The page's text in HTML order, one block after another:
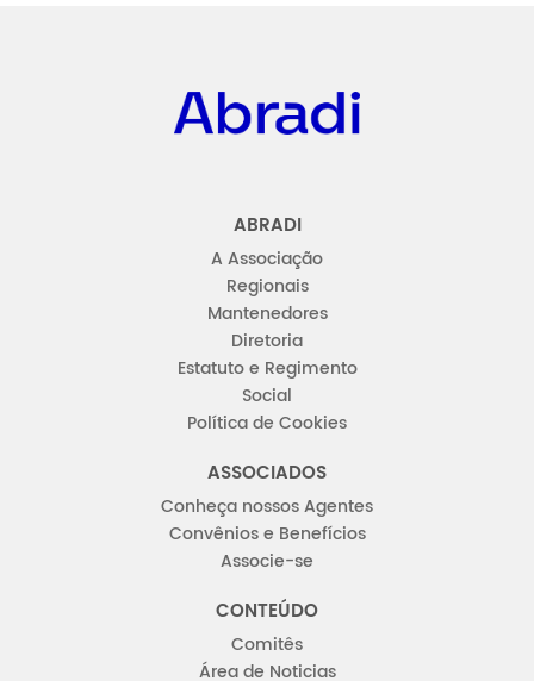
ABRADI
A Associação
Regionais
Mantenedores
Diretoria
Estatuto e Regimento
Social
Política de Cookies
ASSOCIADOS
Conheça nossos Agentes
Convênios e Benefícios
Associe-se
CONTEÚDO
Comitês
Área de Noticias